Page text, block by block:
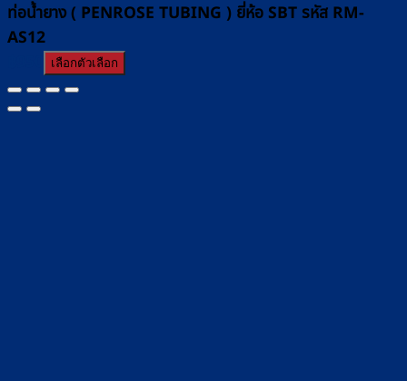
ท่อน้ำยาง ( PENROSE TUBING ) ยี่ห้อ SBT รหัส RM-
AS12
เลือกตัวเลือก